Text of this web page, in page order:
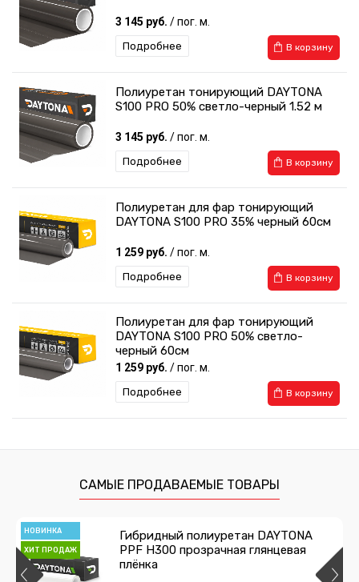
3 145 руб. / пог. м.
В корзину
Подробнее
Полиуретан тонирующий DAYTONA
S100 PRO 50% светло-черный 1.52 м
3 145 руб. / пог. м.
В корзину
Подробнее
Полиуретан для фар тонирующий
DAYTONA S100 PRO 35% черный 60см
1 259 руб. / пог. м.
В корзину
Подробнее
Полиуретан для фар тонирующий
DAYTONA S100 PRO 50% светло-
черный 60см
1 259 руб. / пог. м.
В корзину
Подробнее
DAYTONA S100 PRO 35% черный 30см
629 руб./ пог. м.
Полиуретан для фар тонирующий
DAYTONA S100 PRO 50% светло-
САМЫЕ ПРОДАВАЕМЫЕ ТОВАРЫ
НОВИНКА
ХИТ ПРОДАЖ
Гибридный полиуретан DAYTONA
PPF H300 прозрачная глянцевая
плёнка